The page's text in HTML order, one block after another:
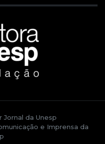
Jornal da Unesp
e Imprensa da